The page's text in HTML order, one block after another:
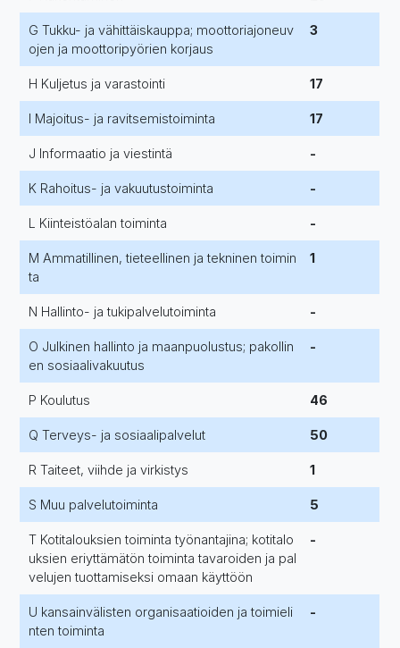
G Tukku- ja vähittäiskauppa; moottoriajoneuv
ojen ja moottoripyörien korjaus
3
H Kuljetus ja varastointi 17
I Majoitus- ja ravitsemistoiminta 17
J Informaatio ja viestintä -
K Rahoitus- ja vakuutustoiminta -
L Kiinteistöalan toiminta -
M Ammatillinen, tieteellinen ja tekninen toimin
ta
1
N Hallinto- ja tukipalvelutoiminta -
O Julkinen hallinto ja maanpuolustus; pakollin
en sosiaalivakuutus
-
P Koulutus 46
Q Terveys- ja sosiaalipalvelut 50
R Taiteet, viihde ja virkistys 1
S Muu palvelutoiminta 5
T Kotitalouksien toiminta työnantajina; kotitalo
uksien eriyttämätön toiminta tavaroiden ja pal
velujen tuottamiseksi omaan käyttöön
-
U kansainvälisten organisaatioiden ja toimieli
nten toiminta
-